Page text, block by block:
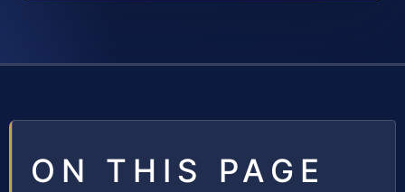
ON THIS PAGE